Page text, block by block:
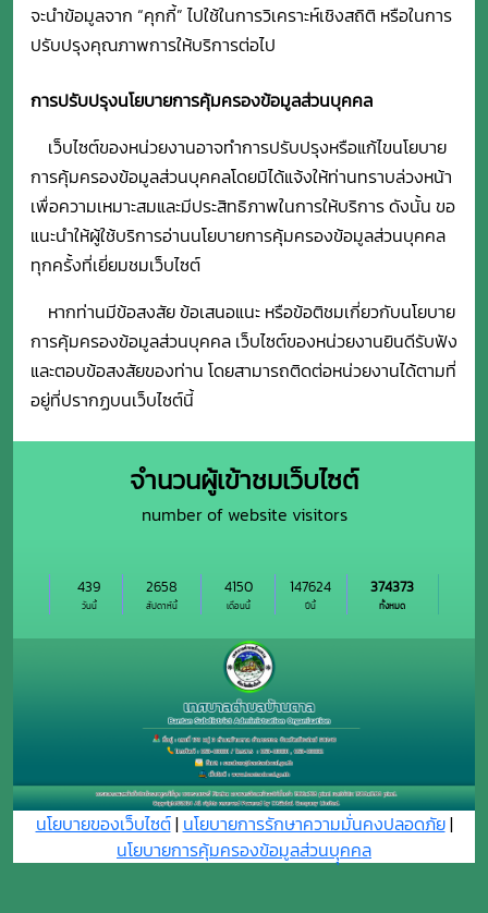
จะนำข้อมูลจาก “คุกกี้” ไปใช้ในการวิเคราะห์เชิงสถิติ หรือในการ
ปรับปรุงคุณภาพการให้บริการต่อไป
การปรับปรุงนโยบายการคุ้มครองข้อมูลส่วนบุคคล
เว็บไซต์ของหน่วยงานอาจทำการปรับปรุงหรือแก้ไขนโยบาย
การคุ้มครองข้อมูลส่วนบุคคลโดยมิได้แจ้งให้ท่านทราบล่วงหน้า
เพื่อความเหมาะสมและมีประสิทธิภาพในการให้บริการ ดังนั้น ขอ
แนะนำให้ผู้ใช้บริการอ่านนโยบายการคุ้มครองข้อมูลส่วนบุคคล
ทุกครั้งที่เยี่ยมชมเว็บไซต์
หากท่านมีข้อสงสัย ข้อเสนอแนะ หรือข้อติชมเกี่ยวกับนโยบาย
การคุ้มครองข้อมูลส่วนบุคคล เว็บไซต์ของหน่วยงานยินดีรับฟัง
และตอบข้อสงสัยของท่าน โดยสามารถติดต่อหน่วยงานได้ตามที่
อยู่ที่ปรากฏบนเว็บไซต์นี้
จำนวนผู้เข้าชมเว็บไซต์
number of website visitors
วันนี้
439
สัปดาห์นี้
2658
เดือนนี้
4150
ปีนี้
147624
ทั้งหมด
374373
นโยบายของเว็บไซต์| นโยบายการรักษาความมั่นคงปลอดภัย|
นโยบายการคุ้มครองข้อมูลส่วนบุุคคล